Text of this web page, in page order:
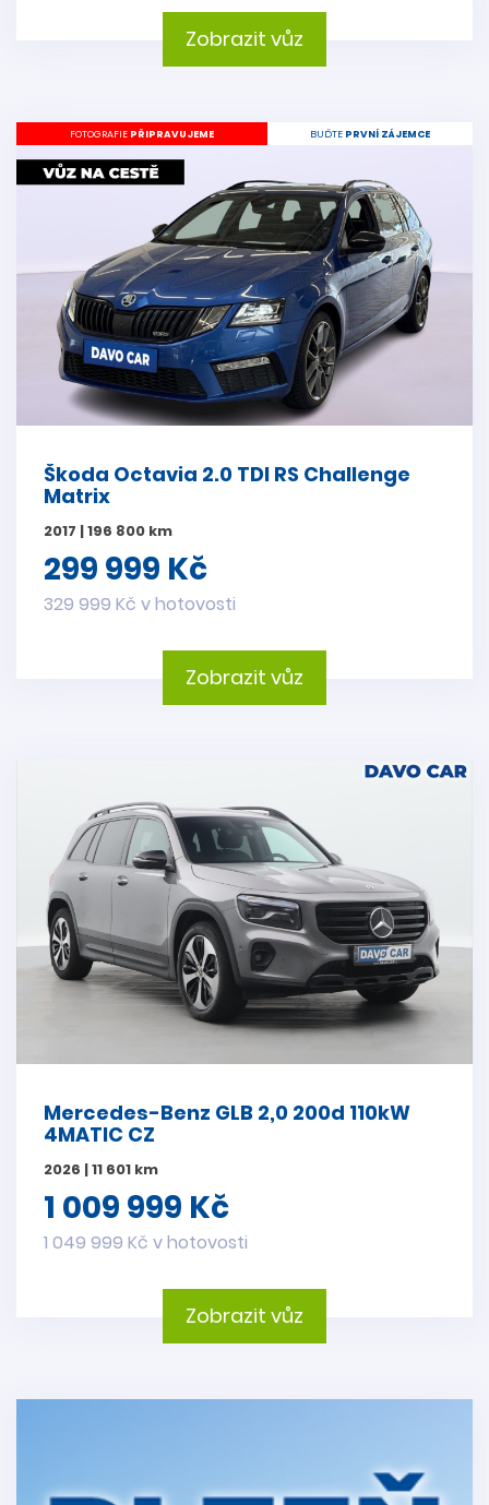
Zobrazit vůz
FOTOGRAFIE PŘIPRAVUJEME BUĎTE PRVNÍ ZÁJEMCE
Škoda Octavia 2.0 TDI RS Challenge
Matrix
2017 | 196 800 km
299 999 Kč
329 999 Kč v hotovosti
Zobrazit vůz
Mercedes-Benz GLB 2,0 200d 110kW
4MATIC CZ
2026 | 11 601 km
1 009 999 Kč
1 049 999 Kč v hotovosti
Zobrazit vůz